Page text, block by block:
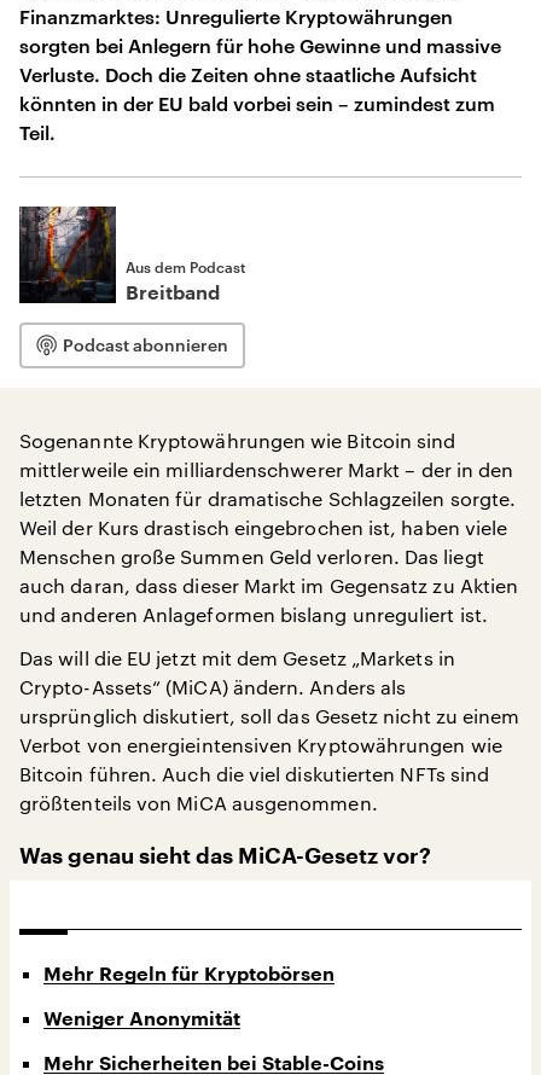
Finanzmarktes: Unregulierte Kryptowährungen
sorgten bei Anlegern für hohe Gewinne und massive
Verluste. Doch die Zeiten ohne staatliche Aufsicht
könnten in der EU bald vorbei sein – zumindest zum
Teil.
Aus dem Podcast
Breitband
Podcast abonnieren
Sogenannte Kryptowährungen wie Bitcoin sind
mittlerweile ein milliardenschwerer Markt – der in den
letzten Monaten für dramatische Schlagzeilen sorgte.
Weil der Kurs drastisch eingebrochen ist, haben viele
Menschen große Summen Geld verloren. Das liegt
auch daran, dass dieser Markt im Gegensatz zu Aktien
und anderen Anlageformen bislang unreguliert ist.
Das will die EU jetzt mit dem Gesetz „Markets in
Crypto-Assets“ (MiCA) ändern. Anders als
ursprünglich diskutiert, soll das Gesetz nicht zu einem
Verbot von energieintensiven Kryptowährungen wie
Bitcoin führen. Auch die viel diskutierten NFTs sind
größtenteils von MiCA ausgenommen.
Was genau sieht das MiCA-Gesetz vor?
Mehr Regeln für Kryptobörsen
Weniger Anonymität
Mehr Sicherheiten bei Stable-Coins